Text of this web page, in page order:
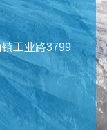
工业路3799